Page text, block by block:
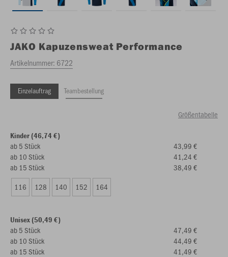
JAKO Kapuzensweat Performance
Artikelnummer: 6722
Einzelauftrag Teambestellung
Größentabelle
Kinder (46,74 €)
ab 5 Stück
43,99 €
ab 10 Stück
41,24 €
ab 15 Stück
38,49 €
116
128 140 152 164
Unisex (50,49 €)
ab 5 Stück
47,49 €
ab 10 Stück
44,49 €
ab 15 Stück
41,49 €